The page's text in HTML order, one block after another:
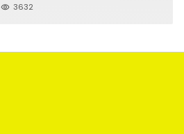
3632